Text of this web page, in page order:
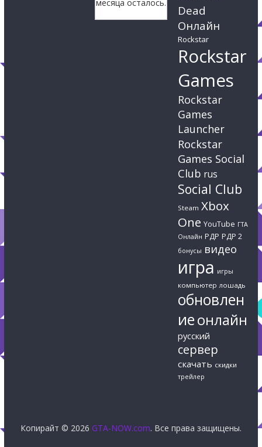
месяца осталось.
Dead
Онлайн
Rockstar
Rockstar
Games
Rockstar
Games
Launcher
Rockstar
Games Social
Club rus
Social Club
Steam Xbox
One YouTube ГТА
Онлайн РДР РДР 2
бонусы видео
игра игры
компьютер лошадь
обновлен
иеонлайн
русский
сервер
скачать скидки
трейлер
Копирайт © 2026 GTA-NOW.com. Все права защищены.